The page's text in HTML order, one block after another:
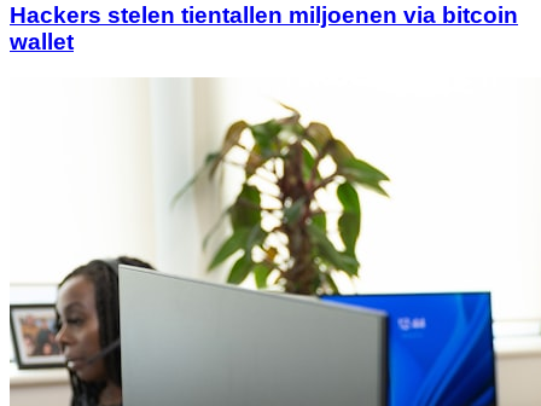
Hackers stelen tientallen miljoenen via bitcoin
wallet